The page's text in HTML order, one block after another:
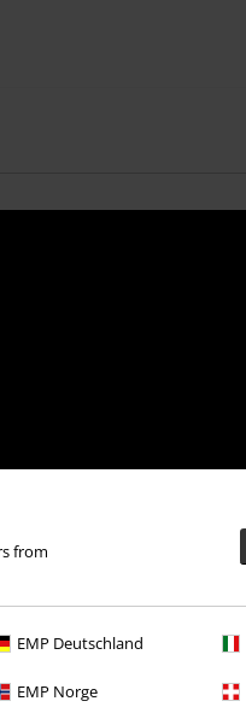
from
EMP Deutschland
EMP Norge